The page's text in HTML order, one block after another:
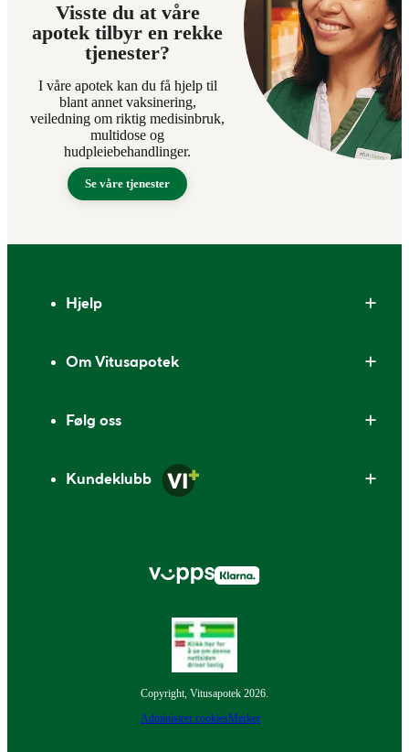
Visste du at våre
apotek tilbyr en rekke
tjenester?
I våre apotek kan du få hjelp til
blant annet vaksinering,
veiledning om riktig medisinbruk,
multidose og
hudpleiebehandlinger.
Se våre tjenester
Hjelp
Om Vitusapotek
Følg oss
Kundeklubb
Copyright, Vitusapotek 2026.
Administrer cookiesMerker